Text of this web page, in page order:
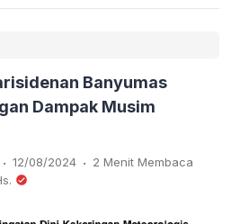
Banyumas
Dampak Musim
. 12/08/2024 . 2 Menit Membaca